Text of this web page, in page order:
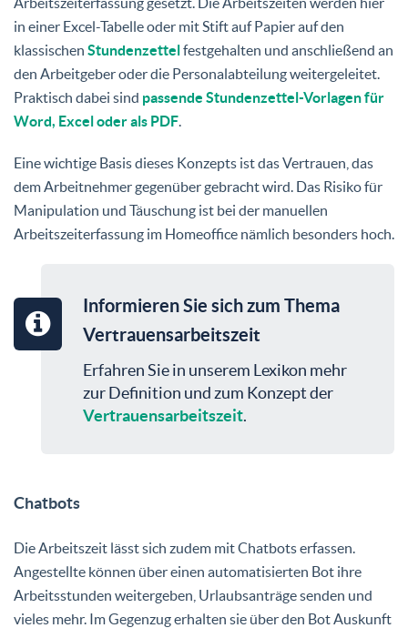
in einer Excel-Tabelle oder mit Stift auf Papier auf den
klassischen Stundenzettelfestgehalten und anschließend an
den Arbeitgeber oder die Personalabteilung weitergeleitet.
Praktisch dabei sind passende Stundenzettel-Vorlagen für
Word, Excel oder als PDF.
Eine wichtige Basis dieses Konzepts ist das Vertrauen, das
dem Arbeitnehmer gegenüber gebracht wird. Das Risiko für
Manipulation und Täuschung ist bei der manuellen
Arbeitszeiterfassung im Homeoffice nämlich besonders hoch.
Informieren Sie sich zum Thema
Vertrauensarbeitszeit
Erfahren Sie in unserem Lexikon mehr
zur Definition und zum Konzept der
Vertrauensarbeitszeit.
Chatbots
Die Arbeitszeit lässt sich zudem mit Chatbots erfassen.
Angestellte können über einen automatisierten Bot ihre
Arbeitsstunden weitergeben, Urlaubsanträge senden und
vieles mehr. Im Gegenzug erhalten sie über den Bot Auskunft